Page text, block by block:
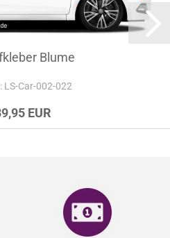
Blume
LS-Car-002-022
EUR